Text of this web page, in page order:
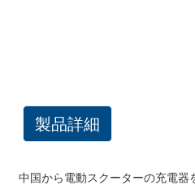
製品詳細
中国から電動スクーターの充電器